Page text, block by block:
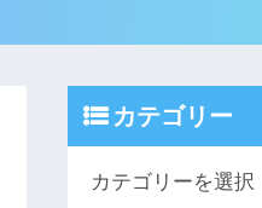
カテゴリー